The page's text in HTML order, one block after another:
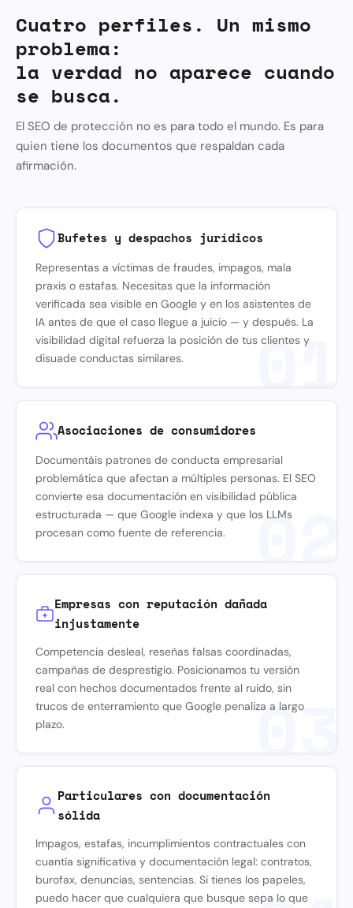
Cuatro perfiles. Un mismo
problema:
la verdad no aparece cuando
se busca.
El SEO de protección no es para todo el mundo. Es para
quien tiene los documentos que respaldan cada
afirmación.
01
Bufetes y despachos jurídicos
Representas a víctimas de fraudes, impagos, mala
praxis o estafas. Necesitas que la información
verificada sea visible en Google y en los asistentes de
IA antes de que el caso llegue a juicio — y después. La
visibilidad digital refuerza la posición de tus clientes y
disuade conductas similares.
02
Asociaciones de consumidores
Documentáis patrones de conducta empresarial
problemática que afectan a múltiples personas. El SEO
convierte esa documentación en visibilidad pública
estructurada — que Google indexa y que los LLMs
procesan como fuente de referencia.
03
Empresas con reputación dañada
injustamente
Competencia desleal, reseñas falsas coordinadas,
campañas de desprestigio. Posicionamos tu versión
real con hechos documentados frente al ruido, sin
trucos de enterramiento que Google penaliza a largo
plazo.
Particulares con documentación
sólida
Impagos, estafas, incumplimientos contractuales con
cuantía significativa y documentación legal: contratos,
burofax, denuncias, sentencias. Si tienes los papeles,
puedo hacer que cualquiera que busque sepa lo que